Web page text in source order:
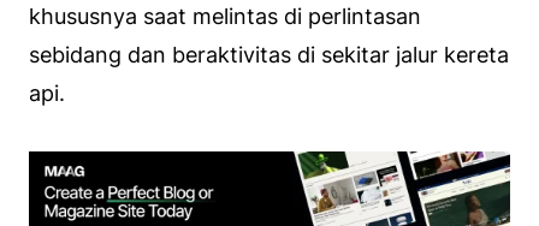
khususnya saat melintas di perlintasan
sebidang dan beraktivitas di sekitar jalur kereta
api.